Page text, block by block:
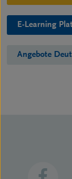
E-Learning
Angebote